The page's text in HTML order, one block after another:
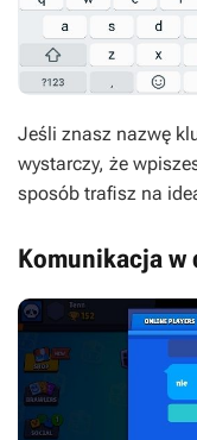
Jeśli znasz nazwę
wystarczy, że
sposób trafisz na
Komunikacja w